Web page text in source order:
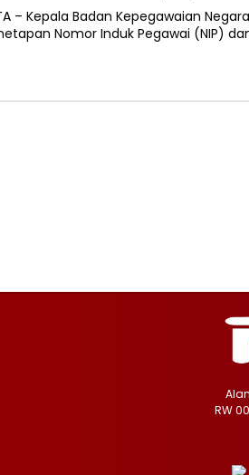
– Kepala Badan Kepegawaian
Nomor Induk Pegawai (NIP)
RW